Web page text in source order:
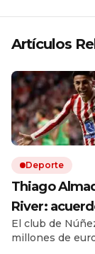
Artículos
Deporte
Thiago
River:
con Atlético
y el
El club de
millones de